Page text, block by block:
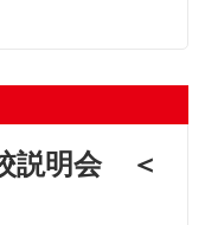
説明会 ＜